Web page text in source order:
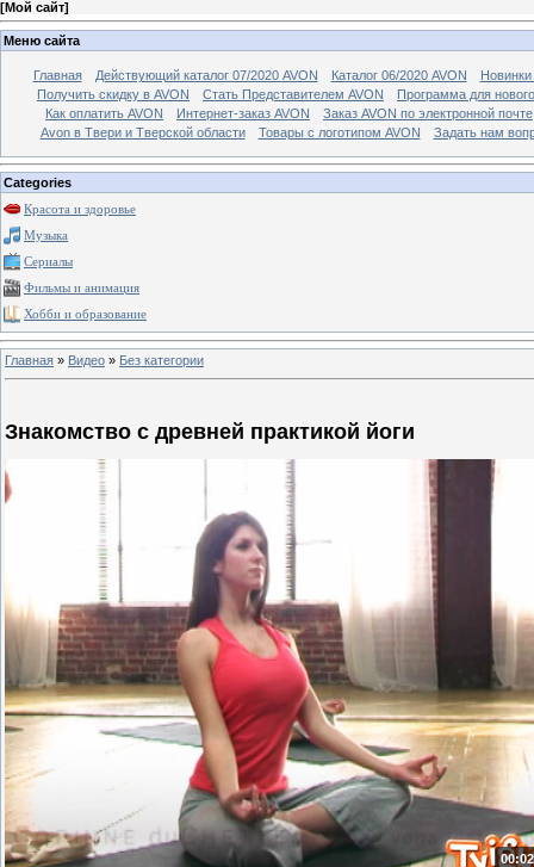
[Мой сайт]
Меню сайта
Главная Действующий каталог 07/2020 AVON Каталог 06/2020 AVON
Новинки
Получить скидку в AVON
Стать Представителем AVON
Программа для
Как оплатить AVON
Интернет-заказ AVON
Заказ AVON по электронной почте
Avon в Твери и Тверской области
Товары с логотипом AVON Задать нам
Categories
Красота и здоровье
Музыка
Сериалы
Фильмы и анимация
Хобби и образование
Главная » Видео » Без категории
Знакомство с древней практикой йоги